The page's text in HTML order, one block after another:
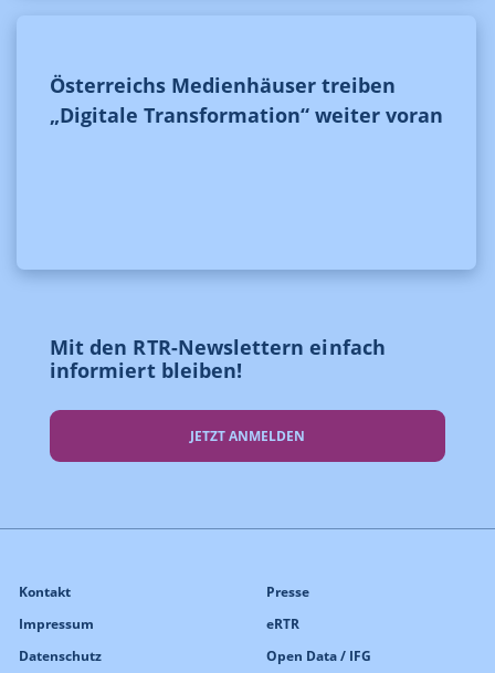
Österreichs Medienhäuser treiben
„Digitale Transformation“ weiter voran
Mit den RTR-Newslettern einfach
informiert bleiben!
JETZT ANMELDEN
Kontakt
Impressum
Datenschutz
Presse
eRTR
Open Data / IFG